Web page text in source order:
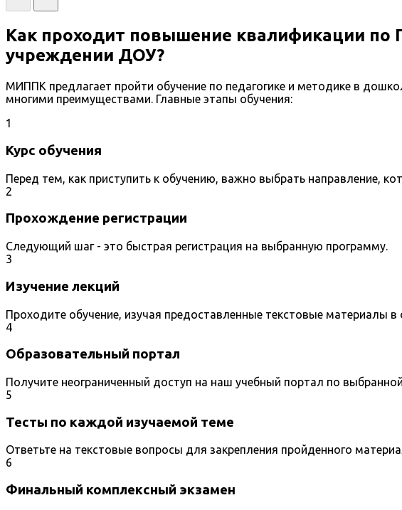
Как проходит повышение квалификации по
учреждении ДОУ?
МИППК предлагает пройти обучение по педагогике и методике в
многими преимуществами. Главные этапы обучения:
1
Курс обучения
Перед тем, как приступить к обучению, важно выбрать направление,
2
Прохождение регистрации
Следующий шаг - это быстрая регистрация на выбранную программу.
3
Изучение лекций
Проходите обучение, изучая предоставленные текстовые материалы
4
Образовательный портал
Получите неограниченный доступ на наш учебный портал по
5
Тесты по каждой изучаемой теме
Ответьте на текстовые вопросы для закрепления пройденного
6
Финальный комплексный экзамен